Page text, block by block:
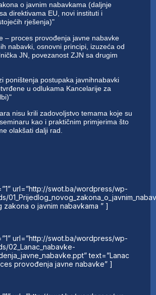
o javnim nabavkama (daljnje
direktivama EU, novi instituti i
rješenja)"
– proces provođenja javne nabavke
nabavki, osnovni principi, izuzeća od
JN, povezanost ZJN sa drugim
poništenja postupaka javnihnabavki
u odlukama Kancelarije za
nisu krili zadovoljstvo temama koje su
kao i praktičnim primjerima što
olakšati dalji rad.
url=”http://swot.ba/wordpress/wp-
zakona o javnim nabavkama ” ]
url=”http://swot.ba/wordpress/wp-
02_Lanac_nabavke-
text=”Lanac
provođenja javne nabavke” ]